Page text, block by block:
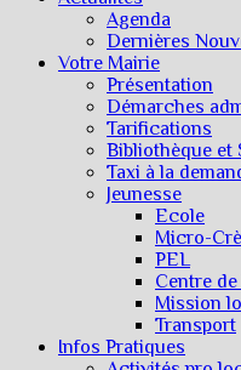
Agenda
Dernières
Votre Mairie
Présentation
Démarches
Tarifications
Bibliothèque et
Taxi à la
Jeunesse
Ecole
Micro-
PEL
Centre
Mission
Transport
Infos Pratiques